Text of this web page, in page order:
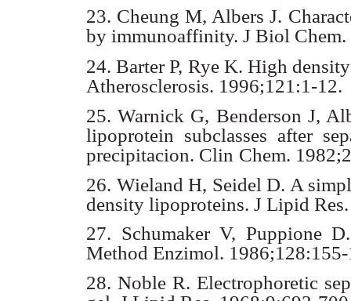
23. Cheung M, Albers J.
by immunoaffinity. J Biol Chem.
24. Barter P, Rye K. High
Atherosclerosis. 1996;121:1-12.
25. Warnick G, Benderson J,
lipoprotein subclasses after
precipitacion. Clin Chem.
26. Wieland H, Seidel D. A
density lipoproteins. J Lipid Res.
27. Schumaker V, Puppione
Method Enzimol.
28. Noble R. Electrophoretic